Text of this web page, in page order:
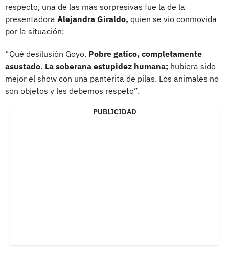
respecto, una de las más sorpresivas fue la de la
presentadora Alejandra Giraldo, quien se vio conmovida
por la situación:
“Qué desilusión Goyo. Pobre gatico, completamente
asustado. La soberana estupidez humana; hubiera sido
mejor el show con una panterita de pilas. Los animales no
son objetos y les debemos respeto”.
PUBLICIDAD